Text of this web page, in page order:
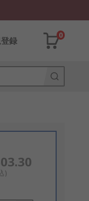
録
0
)